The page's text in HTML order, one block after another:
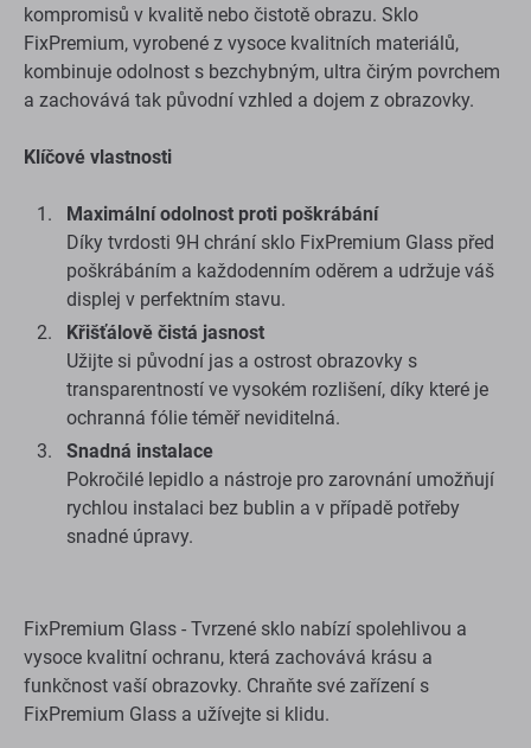
kompromisů v kvalitě nebo čistotě obrazu. Sklo
FixPremium, vyrobené z vysoce kvalitních materiálů,
kombinuje odolnost s bezchybným, ultra čirým povrchem
a zachovává tak původní vzhled a dojem z obrazovky.
Klíčové vlastnosti
Maximální odolnost proti poškrábání
Díky tvrdosti 9H chrání sklo FixPremium Glass před
poškrábáním a každodenním oděrem a udržuje váš
displej v perfektním stavu.
Křišťálově čistá jasnost
Užijte si původní jas a ostrost obrazovky s
transparentností ve vysokém rozlišení, díky které je
ochranná fólie téměř neviditelná.
Snadná instalace
Pokročilé lepidlo a nástroje pro zarovnání umožňují
rychlou instalaci bez bublin a v případě potřeby
snadné úpravy.
FixPremium Glass - Tvrzené sklo nabízí spolehlivou a
vysoce kvalitní ochranu, která zachovává krásu a
funkčnost vaší obrazovky. Chraňte své zařízení s
FixPremium Glass a užívejte si klidu.